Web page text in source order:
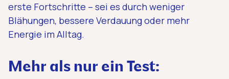
erste Fortschritte – sei es durch weniger
Blähungen, bessere Verdauung oder mehr
Energie im Alltag.
Mehr als nur ein Test: